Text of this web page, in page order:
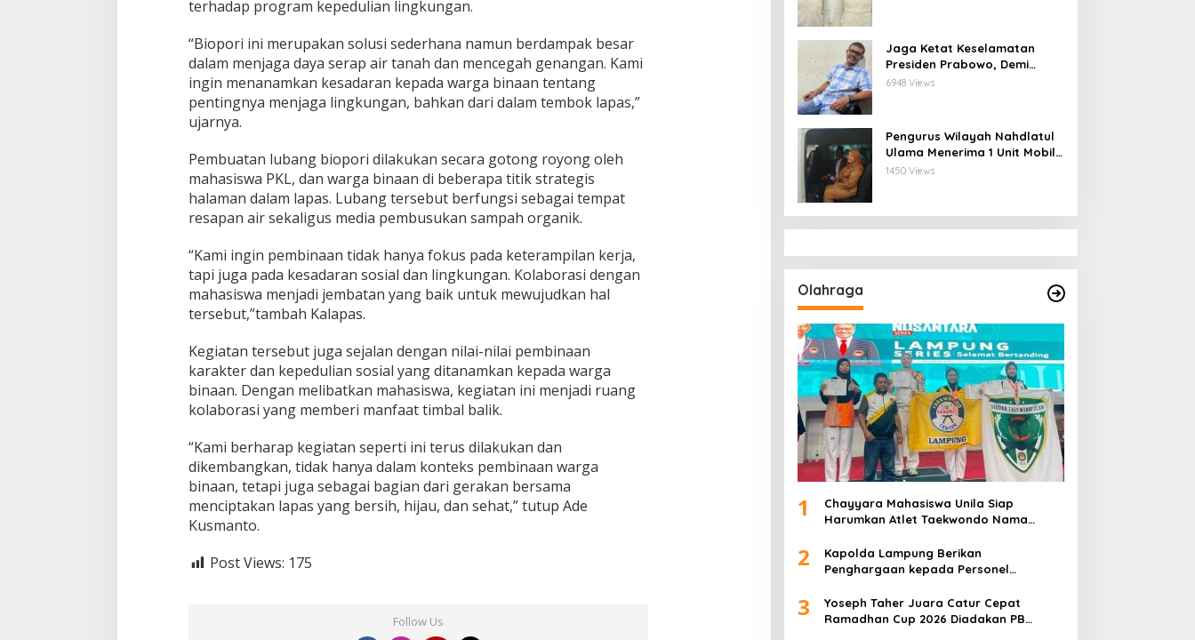
n
e
p
e
d
u
a
n
L
i
n
k
u
n
g
a
M
e
l
a
l
i
P
e
m
b
terhadap program kepedulian lingkungan.
“Biopori ini merupakan solusi sederhana namun berdampak besar
dalam menjaga daya serap air tanah dan mencegah genangan. Kami
ingin menanamkan kesadaran kepada warga binaan tentang
pentingnya menjaga lingkungan, bahkan dari dalam tembok lapas,”
ujarnya.
Pembuatan lubang biopori dilakukan secara gotong royong oleh
mahasiswa PKL, dan warga binaan di beberapa titik strategis
halaman dalam lapas. Lubang tersebut berfungsi sebagai tempat
resapan air sekaligus media pembusukan sampah organik.
“Kami ingin pembinaan tidak hanya fokus pada keterampilan kerja,
tapi juga pada kesadaran sosial dan lingkungan. Kolaborasi dengan
mahasiswa menjadi jembatan yang baik untuk mewujudkan hal
tersebut,”tambah Kalapas.
Kegiatan tersebut juga sejalan dengan nilai-nilai pembinaan
karakter dan kepedulian sosial yang ditanamkan kepada warga
binaan. Dengan melibatkan mahasiswa, kegiatan ini menjadi ruang
kolaborasi yang memberi manfaat timbal balik.
“Kami berharap kegiatan seperti ini terus dilakukan dan
dikembangkan, tidak hanya dalam konteks pembinaan warga
binaan, tetapi juga sebagai bagian dari gerakan bersama
menciptakan lapas yang bersih, hijau, dan sehat,” tutup Ade
Kusmanto.
Post Views: 175
Follow Us
Jaga Ketat Keselamatan
Presiden Prabowo, Demi
Mengembalikan Indonesia
6948 Views
Pengurus Wilayah Nahdlatul
Ulama Menerima 1 Unit Mobil
dari Wali Kota Bandar
1450 Views
Olahraga
1
Chayyara Mahasiswa Unila Siap
Harumkan Atlet Taekwondo Nama
2
Kapolda Lampung Berikan
Penghargaan kepada Personel
3
Yoseph Taher Juara Catur Cepat
Ramadhan Cup 2026 Diadakan PB